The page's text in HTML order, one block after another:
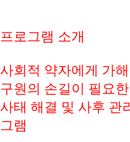
프로그램 소개
사회적 약자에게 가
구원의 손길이 필요
사태 해결 및 사후 관
그램